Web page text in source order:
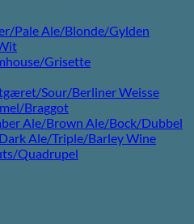
Pale Ale/Blonde/Gylden
Grisette
Sour/Berliner Weisse
Braggot
Ale/Brown Ale/Bock/Dubbel
Ale/Triple/Barley Wine
Quadrupel